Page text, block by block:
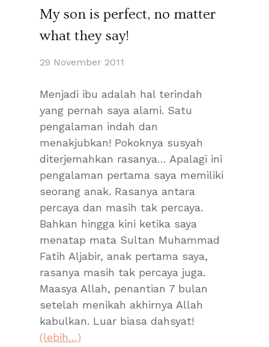
My son is perfect, no matter
what they say!
29 November 2011
Menjadi ibu adalah hal terindah
yang pernah saya alami. Satu
pengalaman indah dan
menakjubkan! Pokoknya susyah
diterjemahkan rasanya… Apalagi ini
pengalaman pertama saya memiliki
seorang anak. Rasanya antara
percaya dan masih tak percaya.
Bahkan hingga kini ketika saya
menatap mata Sultan Muhammad
Fatih Aljabir, anak pertama saya,
rasanya masih tak percaya juga.
Maasya Allah, penantian 7 bulan
setelah menikah akhirnya Allah
kabulkan. Luar biasa dahsyat!
(lebih…)